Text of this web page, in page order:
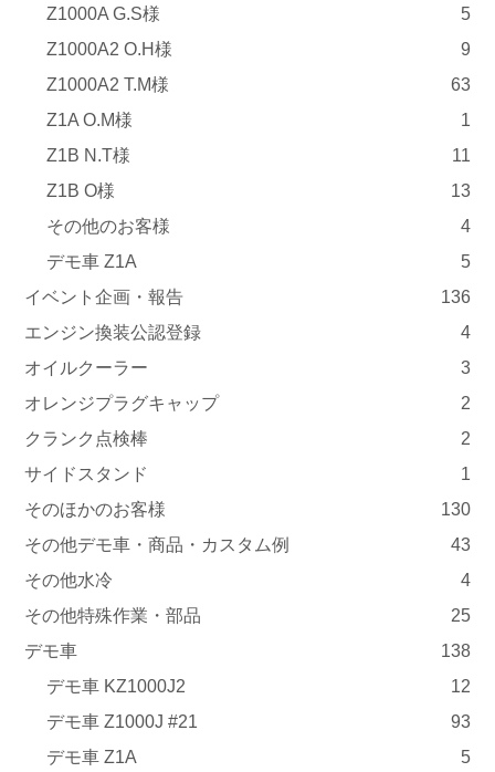
Z1000A G.S様
5
Z1000A2 O.H様
9
Z1000A2 T.M様
63
Z1A O.M様
1
Z1B N.T様
11
Z1B O様
13
その他のお客様
4
デモ車 Z1A
5
イベント企画・報告
136
エンジン換装公認登録
4
オイルクーラー
3
オレンジプラグキャップ
2
クランク点検棒
2
サイドスタンド
1
そのほかのお客様
130
その他デモ車・商品・カスタム例
43
その他水冷
4
その他特殊作業・部品
25
デモ車
138
デモ車 KZ1000J2
12
デモ車 Z1000J #21
93
デモ車 Z1A
5